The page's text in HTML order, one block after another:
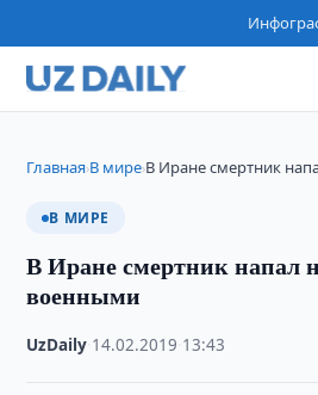
Главная›В мире›В Иране смертник
В МИРЕ
В Иране смертник напал
военными
UzDaily 14.02.2019 13:43